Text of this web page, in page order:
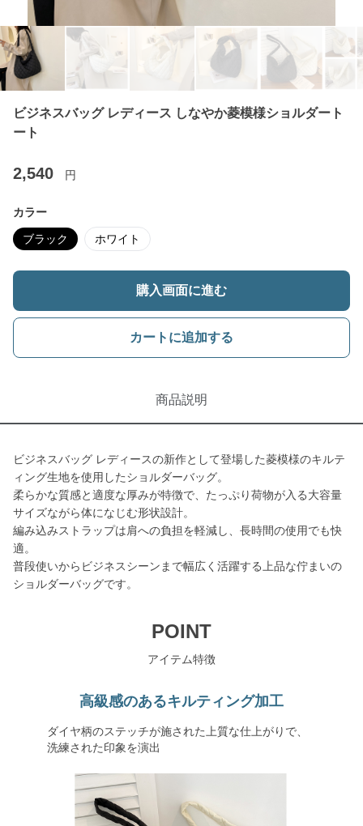
ビジネスバッグ レディース しなやか菱模様ショルダート
ート
2,540 円
カラー
ブラック ホワイト
購入画面に進む
カートに追加する
商品説明
ビジネスバッグ レディースの新作として登場した菱模様のキルテ
ィング生地を使用したショルダーバッグ。
柔らかな質感と適度な厚みが特徴で、たっぷり荷物が入る大容量
サイズながら体になじむ形状設計。
編み込みストラップは肩への負担を軽減し、長時間の使用でも快
適。
普段使いからビジネスシーンまで幅広く活躍する上品な佇まいの
ショルダーバッグです。
POINT
アイテム特徴
高級感のあるキルティング加工
ダイヤ柄のステッチが施された上質な仕上がりで、
洗練された印象を演出